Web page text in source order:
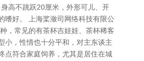
高不跳跃20厘米，外形可儿、开
嗜好。 上海桨潋司网络科技有限公
，常见的有茶杯吉娃娃、茶杯稀客
小，性情也十分平和，对主东谈主
点符合家庭饲养，尤其是居住在城